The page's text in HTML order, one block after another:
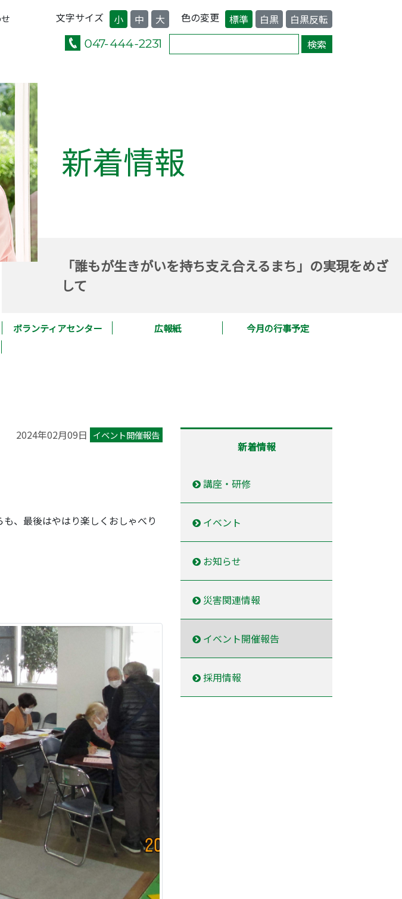
文字サイズ 小 中 大 色の変更 標準 白黒 白黒反転
新着情報
「誰もが生きがいを持ち支え合えるまち」の実現をめざ
して
ボランティアセンター 広報紙
今月の行事予定
2024年02月09日 イベント開催報告
、最後はやはり楽しくおしゃべり
新着情報
講座・研修
イベント
お知らせ
災害関連情報
イベント開催報告
採用情報